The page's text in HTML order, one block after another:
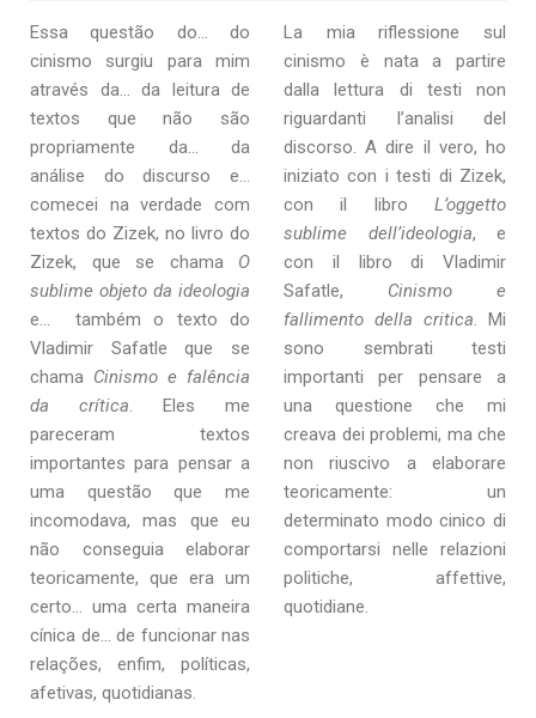
Essa questão do… do
cinismo surgiu para mim
através da… da leitura de
textos que não são
propriamente da… da
análise do discurso e…
comecei na verdade com
textos do Zizek, no livro do
Zizek, que se chama O
sublime objeto da ideologia
e… também o texto do
Vladimir Safatle que se
chama Cinismo e falência
da crítica. Eles me
pareceram textos
importantes para pensar a
uma questão que me
incomodava, mas que eu
não conseguia elaborar
teoricamente, que era um
certo… uma certa maneira
cínica de… de funcionar nas
relações, enfim, políticas,
afetivas, quotidianas.
La mia riflessione sul
cinismo è nata a partire
dalla lettura di testi non
riguardanti l’analisi del
discorso. A dire il vero, ho
iniziato con i testi di Zizek,
con il libro L’oggetto
sublime dell’ideologia, e
con il libro di Vladimir
Safatle, Cinismo e
fallimento della critica. Mi
sono sembrati testi
importanti per pensare a
una questione che mi
creava dei problemi, ma che
non riuscivo a elaborare
teoricamente: un
determinato modo cinico di
comportarsi nelle relazioni
politiche, affettive,
quotidiane.